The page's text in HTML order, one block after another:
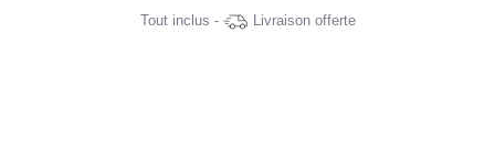
Tout inclus - Livraison offerte